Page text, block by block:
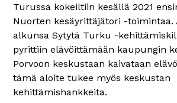
Turussa kokeiltiin kesällä 2021
Nuorten kesäyrittäjätori -toimintaa.
alkunsa Sytytä Turku -
pyrittiin elävöittämään kaupungin
Porvoon keskustaan kaivataan
tämä aloite tukee myös keskustan
kehittämishankkeita.